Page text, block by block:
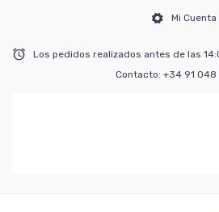
Mi Cuenta
Los pedidos realizados antes de las
Contacto: +34 91 048